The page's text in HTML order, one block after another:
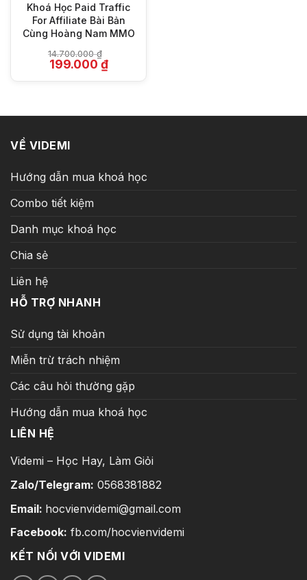
Khoá Học Paid Traffic
For Affiliate Bài Bản
Cùng Hoàng Nam MMO
14.700.000₫
Giá
gốc
199.000₫Giá
hiện
VỀ VIDEMI
Hướng dẫn mua khoá học
Combo tiết kiệm
Danh mục khoá học
Chia sẻ
Liên hệ
HỖ TRỢ NHANH
Sử dụng tài khoản
Miễn trừ trách nhiệm
Các câu hỏi thường gặp
Hướng dẫn mua khoá học
LIÊN HỆ
Videmi – Học Hay, Làm Giỏi
Zalo/Telegram: 0568381882
Email: hocvienvidemi@gmail.com
Facebook: fb.com/hocvienvidemi
KẾT NỐI VỚI VIDEMI